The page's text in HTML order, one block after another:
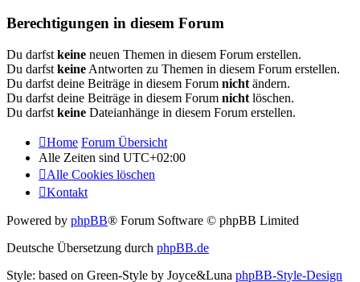
Berechtigungen in diesem Forum
Du darfst keine neuen Themen in diesem Forum erstellen.
Du darfst keine Antworten zu Themen in diesem Forum erstellen.
Du darfst deine Beiträge in diesem Forum nicht ändern.
Du darfst deine Beiträge in diesem Forum nicht löschen.
Du darfst keine Dateianhänge in diesem Forum erstellen.
Home Forum Übersicht
Alle Zeiten sind UTC+02:00
Alle Cookies löschen
Kontakt
Powered by phpBB® Forum Software © phpBB Limited
Deutsche Übersetzung durch phpBB.de
Style: based on Green-Style by Joyce&Luna phpBB-Style-Design